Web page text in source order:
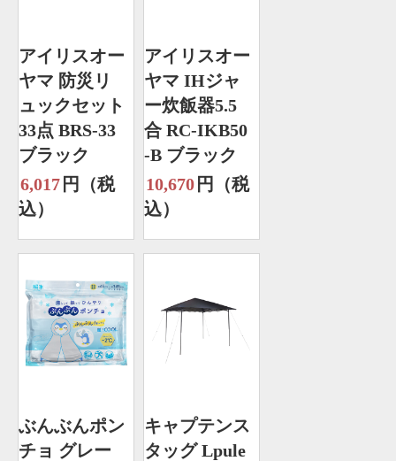
アイリスオー
ヤマ 防災リ
ュックセット
33点 BRS-33
ブラック
6,017 円（税
込）
アイリスオー
ヤマ IHジャ
ー炊飯器5.5
合 RC-IKB50
-B ブラック
10,670 円（税
込）
ぶんぶんポン
チョ グレー
キャプテンス
タッグ Lpule